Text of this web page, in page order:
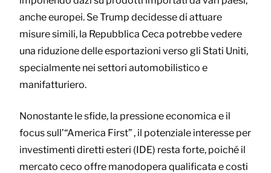
anche europei. Se Trump decidesse di attuare
misure simili, la Repubblica Ceca potrebbe vedere
una riduzione delle esportazioni verso gli Stati Uniti,
specialmente nei settori automobilistico e
manifatturiero.
Nonostante le sfide, la pressione economica e il
focus sull’“America First” , il potenziale interesse per
investimenti diretti esteri (IDE) resta forte, poiché il
mercato ceco offre manodopera qualificata e costi